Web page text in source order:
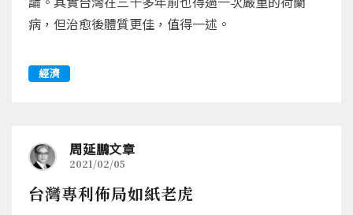
病，但治愈後體質更佳，值得一述。
經濟
周延鵬文章
2021/02/05
台灣專利佈局如紙老虎